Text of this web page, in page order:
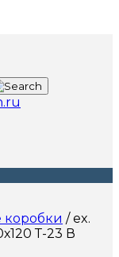
коробки / ex.
Т-23 В